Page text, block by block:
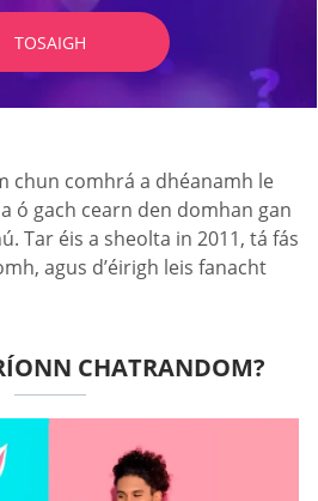
TOSAIGH
chun comhrá a dhéanamh le
ó gach cearn den domhan gan
Tar éis a sheolta in 2011, tá fás
agus d’éirigh leis fanacht
CHATRANDOM?